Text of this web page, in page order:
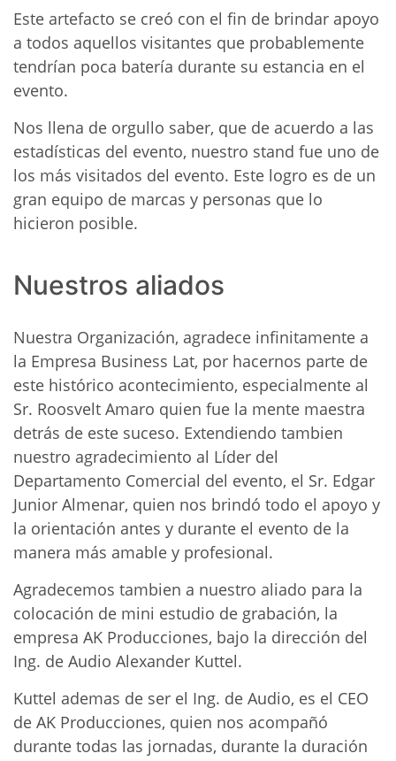
Este artefacto se creó con el fin de brindar apoyo
a todos aquellos visitantes que probablemente
tendrían poca batería durante su estancia en el
evento.
Nos llena de orgullo saber, que de acuerdo a las
estadísticas del evento, nuestro stand fue uno de
los más visitados del evento. Este logro es de un
gran equipo de marcas y personas que lo
hicieron posible.
Nuestros aliados
Nuestra Organización, agradece infinitamente a
la Empresa Business Lat, por hacernos parte de
este histórico acontecimiento, especialmente al
Sr. Roosvelt Amaro quien fue la mente maestra
detrás de este suceso. Extendiendo tambien
nuestro agradecimiento al Líder del
Departamento Comercial del evento, el Sr. Edgar
Junior Almenar, quien nos brindó todo el apoyo y
la orientación antes y durante el evento de la
manera más amable y profesional.
Agradecemos tambien a nuestro aliado para la
colocación de mini estudio de grabación, la
empresa AK Producciones, bajo la dirección del
Ing. de Audio Alexander Kuttel.
Kuttel ademas de ser el Ing. de Audio, es el CEO
de AK Producciones, quien nos acompañó
durante todas las jornadas, durante la duración